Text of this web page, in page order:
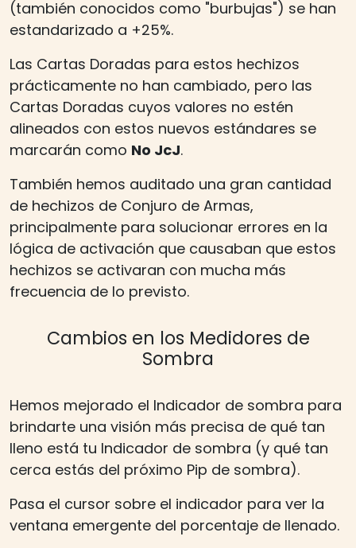
(también conocidos como "burbujas") se han
estandarizado a +25%.
Las Cartas Doradas para estos hechizos
prácticamente no han cambiado, pero las
Cartas Doradas cuyos valores no estén
alineados con estos nuevos estándares se
marcarán como No JcJ.
También hemos auditado una gran cantidad
de hechizos de Conjuro de Armas,
principalmente para solucionar errores en la
lógica de activación que causaban que estos
hechizos se activaran con mucha más
frecuencia de lo previsto.
Cambios en los Medidores de
Sombra
Hemos mejorado el Indicador de sombra para
brindarte una visión más precisa de qué tan
lleno está tu Indicador de sombra (y qué tan
cerca estás del próximo Pip de sombra).
Pasa el cursor sobre el indicador para ver la
ventana emergente del porcentaje de llenado.